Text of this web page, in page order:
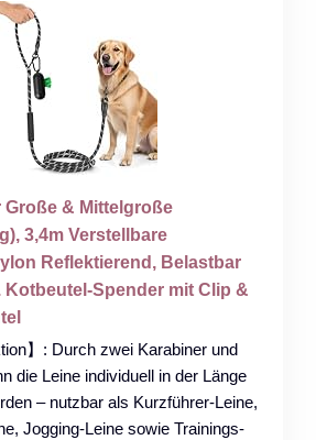
Große & Mittelgroße
3,4m Verstellbare
Reflektierend, Belastbar
Kotbeutel-Spender mit Clip &
】: Durch zwei Karabiner und
die Leine individuell in der Länge
– nutzbar als Kurzführer-Leine,
Jogging-Leine sowie Trainings-